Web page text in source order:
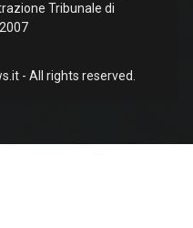
Tribunale di
- All rights reserved.